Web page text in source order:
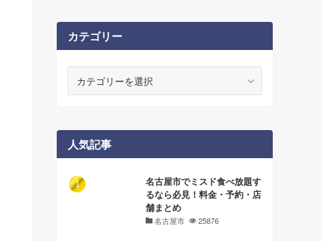
カテゴリー
ー
人気記事
名古屋市でミスド食べ放題す
るなら必見！料金・予約・店
舗まとめ
名古屋市 25876